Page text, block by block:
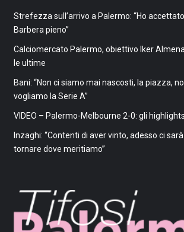
Strefezza sull’arrivo a Palermo: “Ho
Barbera pieno”
Calciomercato Palermo, obiettivo Iker
le ultime
Bani: “Non ci siamo mai nascosti, la piazza,
vogliamo la Serie A”
VIDEO – Palermo-Melbourne 2-0: gli
Inzaghi: “Contenti di aver vinto, adesso ci
tornare dove meritiamo”